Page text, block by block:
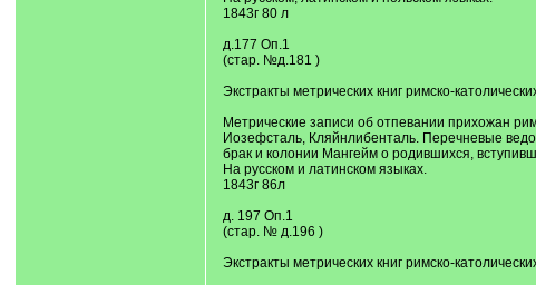
1843г 80 л
д.177 Оп.1
(стар. №д.181 )
Экстракты метрических книг римско-
Метрические записи об отпевании прихожан
Иозефсталь, Кляйнлибенталь. Перечневые
брак и колонии Мангейм о родившихся,
На русском и латинском языках.
1843г 86л
д. 197 Оп.1
(стар. № д.196 )
Экстракты метрических книг римско-